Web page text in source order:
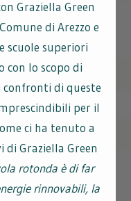
Graziella Green
di Arezzo e
scuole superiori
con lo scopo di
confronti di queste
per il
ci ha tenuto a
di Graziella Green
rotonda è di far
rinnovabili, la